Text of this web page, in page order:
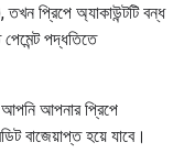
প্রিপে অ্যাকাউন্টটি বন্ধ
পদ্ধতিতে
আপনার প্রিপে
বাজেয়াপ্ত হয়ে যাবে।